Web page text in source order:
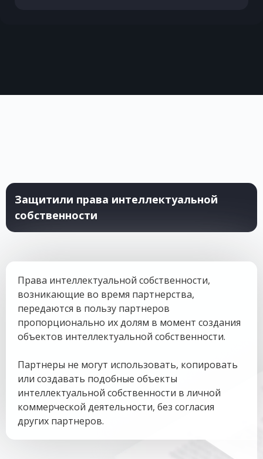
Защитили права интеллектуальной
собственности
Права интеллектуальной собственности,
возникающие во время партнерства,
передаются в пользу партнеров
пропорционально их долям в момент создания
объектов интеллектуальной собственности.
Партнеры не могут использовать, копировать
или создавать подобные объекты
интеллектуальной собственности в личной
коммерческой деятельности, без согласия
других партнеров.